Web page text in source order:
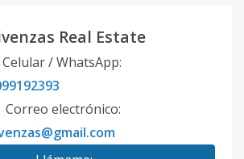
Real Estate
Celular / WhatsApp:
Correo electrónico: